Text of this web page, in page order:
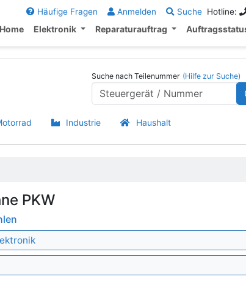
Häufige Fragen Anmelden Suche Hotline:
Home Elektronik Reparaturauftrag
Suche nach Teilenummer (Hilfe zur Suche)
Industrie Haushalt
PKW